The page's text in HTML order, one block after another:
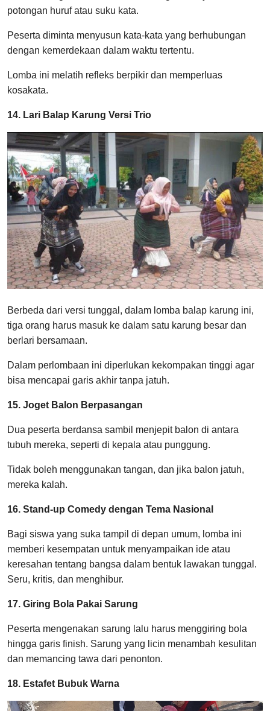
potongan huruf atau suku kata.
Peserta diminta menyusun kata-kata yang berhubungan
dengan kemerdekaan dalam waktu tertentu.
Lomba ini melatih refleks berpikir dan memperluas
kosakata.
14. Lari Balap Karung Versi Trio
Berbeda dari versi tunggal, dalam lomba balap karung ini,
tiga orang harus masuk ke dalam satu karung besar dan
berlari bersamaan.
Dalam perlombaan ini diperlukan kekompakan tinggi agar
bisa mencapai garis akhir tanpa jatuh.
15. Joget Balon Berpasangan
Dua peserta berdansa sambil menjepit balon di antara
tubuh mereka, seperti di kepala atau punggung.
Tidak boleh menggunakan tangan, dan jika balon jatuh,
mereka kalah.
16. Stand-up Comedy dengan Tema Nasional
Bagi siswa yang suka tampil di depan umum, lomba ini
memberi kesempatan untuk menyampaikan ide atau
keresahan tentang bangsa dalam bentuk lawakan tunggal.
Seru, kritis, dan menghibur.
17. Giring Bola Pakai Sarung
Peserta mengenakan sarung lalu harus menggiring bola
hingga garis finish. Sarung yang licin menambah kesulitan
dan memancing tawa dari penonton.
18. Estafet Bubuk Warna